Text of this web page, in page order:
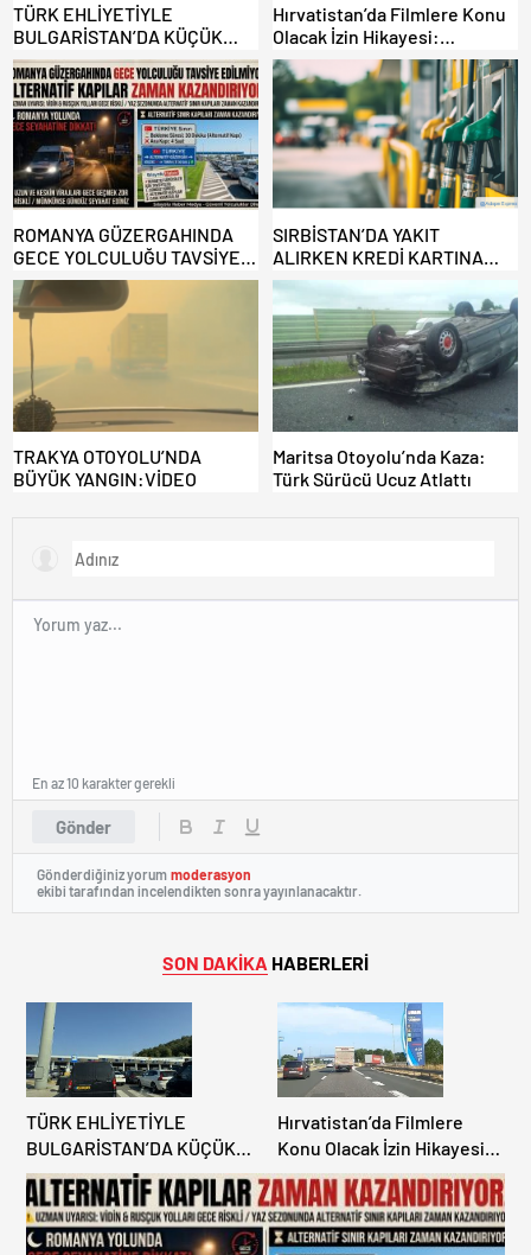
TÜRK EHLİYETİYLE
BULGARİSTAN’DA KÜÇÜK
HATA, ARACINA 6 AY EL
KONULMASINA YOL AÇTI
Hırvatistan’da Filmlere Konu
Olacak İzin Hikayesi:
Benzinlikte Eşini Unuttu!
ROMANYA GÜZERGAHINDA
GECE YOLCULUĞU TAVSİYE
EDİLMİYOR: ALTERNATİF
KAPILAR ZAMAN
KAZANDIRIYOR!
SIRBİSTAN’DA YAKIT
ALIRKEN KREDİ KARTINA
DİKKAT: MAĞDUR OLMAYIN!
TRAKYA OTOYOLU’NDA
BÜYÜK YANGIN:VİDEO
Maritsa Otoyolu’nda Kaza:
Türk Sürücü Ucuz Atlattı
Gönder
En az 10 karakter gerekli
Gönderdiğiniz yorum moderasyon
ekibi tarafından incelendikten sonra yayınlanacaktır.
SON DAKİKA HABERLERİ
TÜRK EHLİYETİYLE
BULGARİSTAN’DA KÜÇÜK
HATA, ARACINA 6 AY EL
KONULMASINA YOL AÇTI
Hırvatistan’da Filmlere
Konu Olacak İzin Hikayesi:
Benzinlikte Eşini Unuttu!